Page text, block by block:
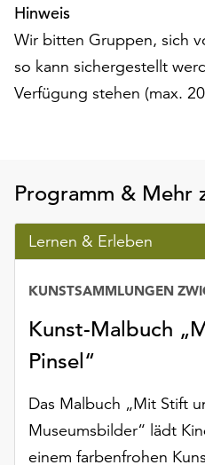
Einverständnis
weiterhin
ausgeführt.
Möchten
anpassen,
erreichen
Sie
die
über
Schaltfläche
„Auswählen“.
Informationen
finden
Hinweis
Wir bitten Gruppen, sich
so kann sichergestellt
Verfügung stehen (max.
Programm & Mehr
Lernen & Erleben
Kunst-Malbuch
Pinsel“
Das Malbuch „Mit Stift
Museumsbilder“ lädt
einem farbenfrohen